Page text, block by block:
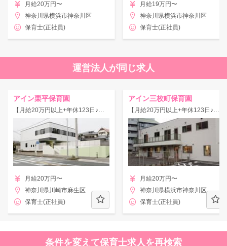
月給20万円〜
神奈川県横浜市神奈川区
保育士(正社員)
月給19万円〜
神奈川県横浜市神奈川区
保育士(正社員)
運営法人が同じ求人
アイン栗平保育園
【月給20万円以上+年休123日♪】◇栗平駅/大手法人が母体の保育園です！アットホームで共に育ち合える環境◎
月給20万円〜
神奈川県川崎市麻生区
保育士(正社員)
アイン三枚町保育園
【月給20万円以上+年休123日♪】◇片倉町駅/大手法人が母体の保育園です！アットホームで共に育ち合える環境◎
月給20万円〜
神奈川県横浜市神奈川区
保育士(正社員)
条件を変えて保育士求人を再検索